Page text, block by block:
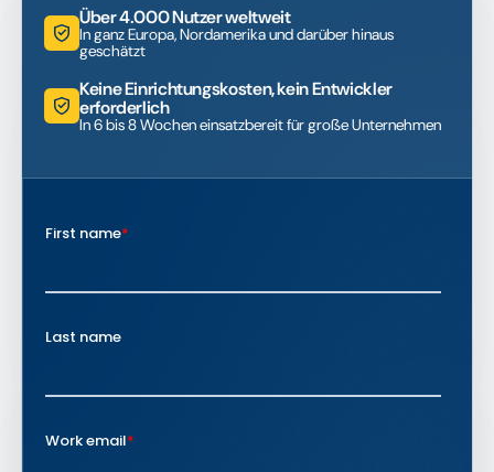
Über 4.000 Nutzer weltweit
In ganz Europa, Nordamerika und darüber hinaus
geschätzt
Keine Einrichtungskosten, kein Entwickler
erforderlich
In 6 bis 8 Wochen einsatzbereit für große Unternehmen